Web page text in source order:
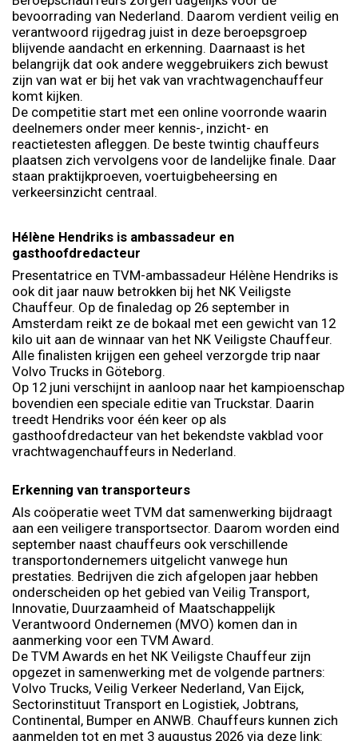
bevoorrading van Nederland. Daarom verdient veilig en
verantwoord rijgedrag juist in deze beroepsgroep
blijvende aandacht en erkenning. Daarnaast is het
belangrijk dat ook andere weggebruikers zich bewust
zijn van wat er bij het vak van vrachtwagenchauffeur
komt kijken.
De competitie start met een online voorronde waarin
deelnemers onder meer kennis-, inzicht- en
reactietesten afleggen. De beste twintig chauffeurs
plaatsen zich vervolgens voor de landelijke finale. Daar
staan praktijkproeven, voertuigbeheersing en
verkeersinzicht centraal.
Hélène Hendriks is ambassadeur en
gasthoofdredacteur
Presentatrice en TVM-ambassadeur Hélène Hendriks is
ook dit jaar nauw betrokken bij het NK Veiligste
Chauffeur. Op de finaledag op 26 september in
Amsterdam reikt ze de bokaal met een gewicht van 12
kilo uit aan de winnaar van het NK Veiligste Chauffeur.
Alle finalisten krijgen een geheel verzorgde trip naar
Volvo Trucks in Göteborg.
Op 12 juni verschijnt in aanloop naar het kampioenschap
bovendien een speciale editie van Truckstar. Daarin
treedt Hendriks voor één keer op als
gasthoofdredacteur van het bekendste vakblad voor
vrachtwagenchauffeurs in Nederland.
Erkenning van transporteurs
Als coöperatie weet TVM dat samenwerking bijdraagt
aan een veiligere transportsector. Daarom worden eind
september naast chauffeurs ook verschillende
transportondernemers uitgelicht vanwege hun
prestaties. Bedrijven die zich afgelopen jaar hebben
onderscheiden op het gebied van Veilig Transport,
Innovatie, Duurzaamheid of Maatschappelijk
Verantwoord Ondernemen (MVO) komen dan in
aanmerking voor een TVM Award.
De TVM Awards en het NK Veiligste Chauffeur zijn
opgezet in samenwerking met de volgende partners:
Volvo Trucks, Veilig Verkeer Nederland, Van Eijck,
Sectorinstituut Transport en Logistiek, Jobtrans,
Continental, Bumper en ANWB. Chauffeurs kunnen zich
aanmelden tot en met 3 augustus 2026 via deze link: